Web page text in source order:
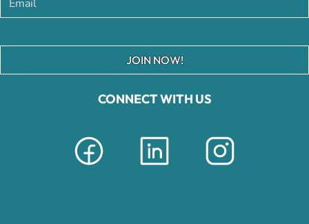
CONNECT WITH US
JOIN NOW!